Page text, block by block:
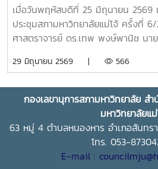
ไปกับการอนุรักษ์ทรัพยากรธรรมชาติแ
ซึ่งสอดคล้องกับหลักการและปรัชญาข
สังคมอย่างยั่งยืน ที่มหาวิทยาลัยแม่โจ้
เมื่อวันพฤหัสบดีที่ 25 มิถุนายน 2569
ประชุมสภามหาวิทยาลัยแม่โจ้ ครั้งที่
ศาสตราจารย์ ดร.เทพ พงษ์พานิช นา
อาคารสำนักงานมหาวิทยาลัย 2 มหาวิท
29 มิถุนายน 2569 | 566
กองเลขานุการสภามหาวิทยาลัย ส
มหาวิทยาลัยแ
63 หมู่ 4 ตำบลหนองหาร อำเภอสันทร
โทร. 053-
E-mail :